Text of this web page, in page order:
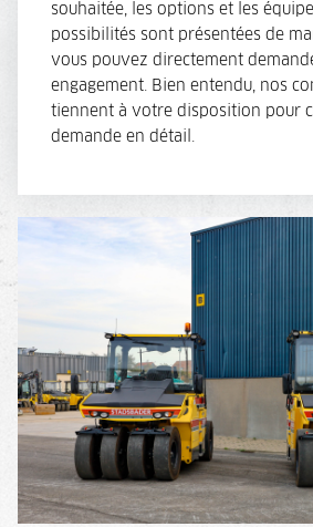
souhaitée, les options et les
possibilités sont présentées de
vous pouvez directement
engagement. Bien entendu, nos
tiennent à votre disposition pour
demande en détail.